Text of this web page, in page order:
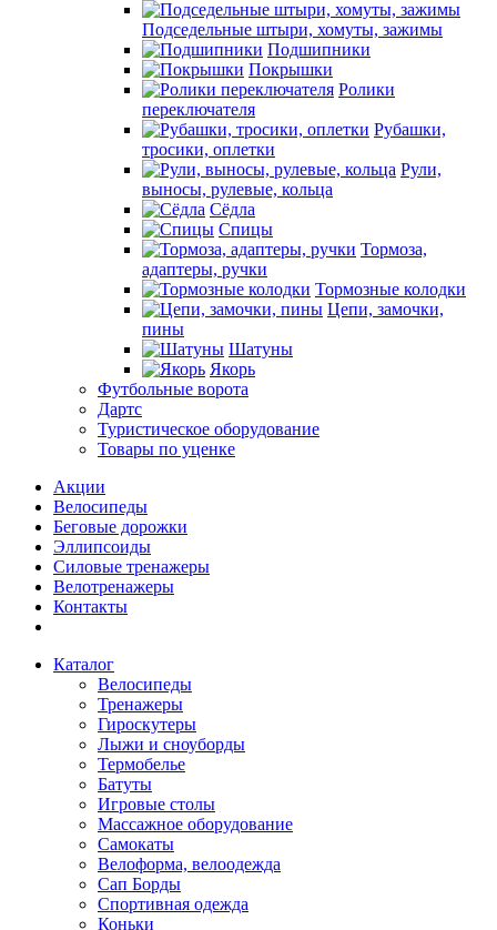
Подседельные штыри, хомуты, зажимы
Подшипники
Покрышки
Ролики
переключателя
Рубашки,
тросики, оплетки
Рули,
выносы, рулевые, кольца
Сёдла
Спицы
Тормоза,
адаптеры, ручки
Тормозные колодки
Цепи, замочки,
пины
Шатуны
Якорь
Футбольные ворота
Дартс
Туристическое оборудование
Товары по уценке
Акции
Велосипеды
Беговые дорожки
Эллипсоиды
Силовые тренажеры
Велотренажеры
Контакты
Каталог
Велосипеды
Тренажеры
Гироскутеры
Лыжи и сноуборды
Термобелье
Батуты
Игровые столы
Массажное оборудование
Самокаты
Велоформа, велоодежда
Сап Борды
Спортивная одежда
Коньки